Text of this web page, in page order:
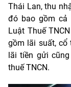
Thái Lan, thu
đó bao gồm cả
Luật Thuế
gồm lãi suất, cổ
lãi tiền gửi
thuế TNCN.